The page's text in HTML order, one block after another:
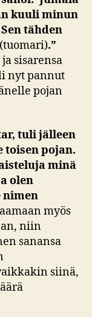
kuuli minun
tähden
(tuomari).”
sisarensa
nyt pannut
pojan
tuli jälleen
toisen pojan.
minä
olen
nimen
myös
niin
sanansa
siinä,